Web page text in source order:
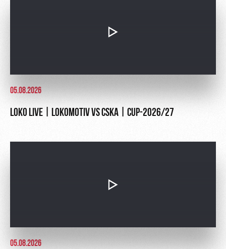
05.08.2026
LOKO LIVE | LOKOMOTIV VS CSKA | CUP-2026/27
05.08.2026